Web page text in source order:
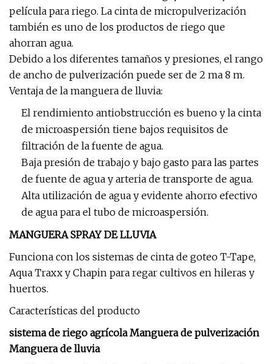
película para riego. La cinta de micropulverización
también es uno de los productos de riego que
ahorran agua.
Debido a los diferentes tamaños y presiones, el rango
de ancho de pulverización puede ser de 2 ma 8 m.
Ventaja de la manguera de lluvia:
El rendimiento antiobstrucción es bueno y la cinta
de microaspersión tiene bajos requisitos de
filtración de la fuente de agua.
Baja presión de trabajo y bajo gasto para las partes
de fuente de agua y arteria de transporte de agua.
Alta utilización de agua y evidente ahorro efectivo
de agua para el tubo de microaspersión.
MANGUERA SPRAY DE LLUVIA
Funciona con los sistemas de cinta de goteo T-Tape,
Aqua Traxx y Chapin para regar cultivos en hileras y
huertos.
Características del producto
sistema de riego agrícola Manguera de pulverización
Manguera de lluvia